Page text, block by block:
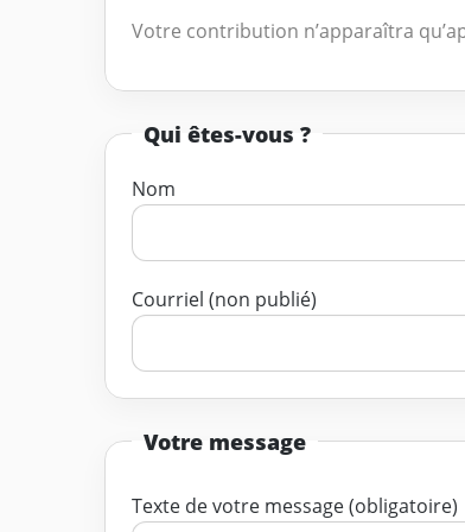
Votre contribution n’apparaîtra
Qui êtes-vous ?
Nom
Courriel (non publié)
Votre message
Texte de votre message (obligatoire)